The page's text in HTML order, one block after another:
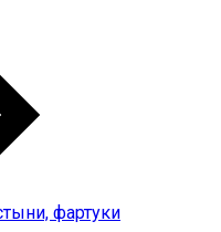
фартуки